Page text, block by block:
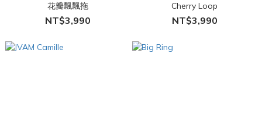
花瓣飄飄拖
NT$3,990
Cherry Loop
NT$3,990